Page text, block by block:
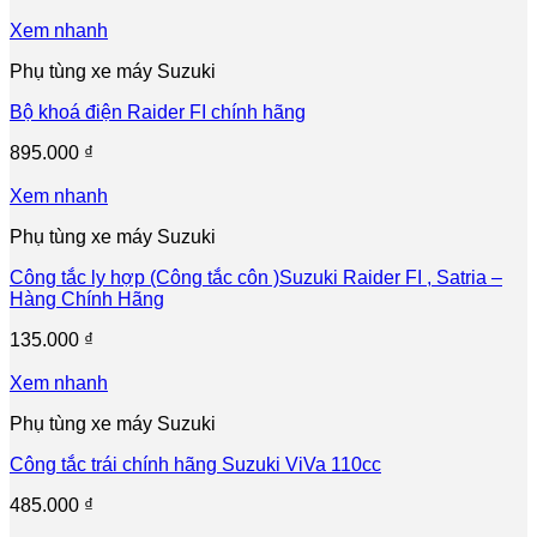
Xem nhanh
Phụ tùng xe máy Suzuki
Bộ khoá điện Raider FI chính hãng
895.000 ₫
Xem nhanh
Phụ tùng xe máy Suzuki
Công tắc ly hợp (Công tắc côn )Suzuki Raider FI , Satria –
Hàng Chính Hãng
135.000 ₫
Xem nhanh
Phụ tùng xe máy Suzuki
Công tắc trái chính hãng Suzuki ViVa 110cc
485.000 ₫